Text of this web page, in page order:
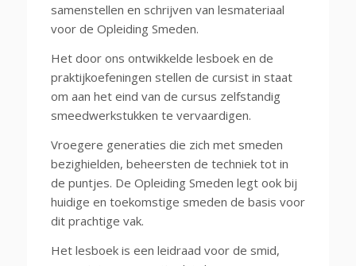
samenstellen en schrijven van lesmateriaal
voor de Opleiding Smeden.
Het door ons ontwikkelde lesboek en de
praktijkoefeningen stellen de cursist in staat
om aan het eind van de cursus zelfstandig
smeedwerkstukken te vervaardigen.
Vroegere generaties die zich met smeden
bezighielden, beheersten de techniek tot in
de puntjes. De Opleiding Smeden legt ook bij
huidige en toekomstige smeden de basis voor
dit prachtige vak.
Het lesboek is een leidraad voor de smid,